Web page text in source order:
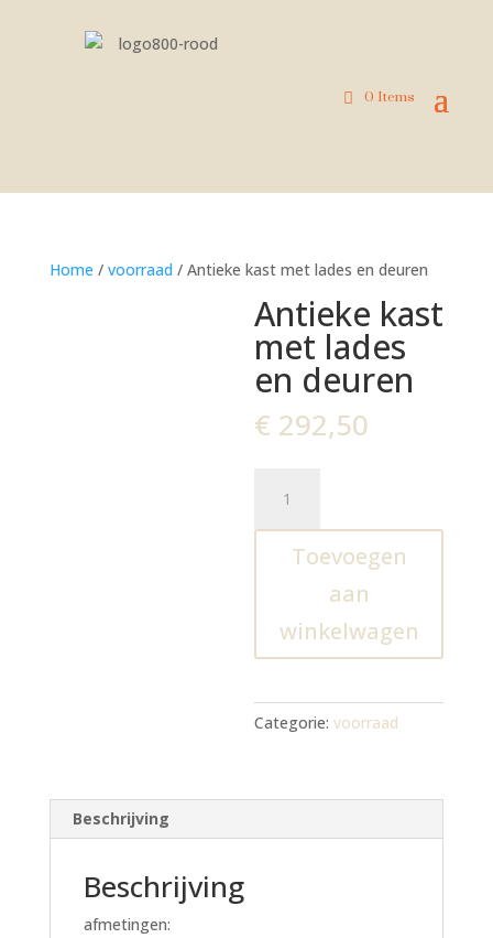
0 Items
Home / voorraad / Antieke kast met lades en deuren
Antieke kast
met lades
en deuren
€ 292,50
met
aantal
Toevoegen
aan
winkelwagen
Categorie:voorraad
Beschrijving
Beschrijving
afmetingen: